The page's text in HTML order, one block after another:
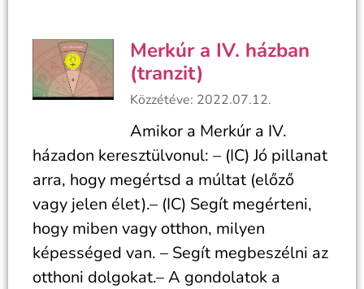
Merkúr a IV. házban
(tranzit)
Közzétéve: 2022.07.12.
Amikor a Merkúr a IV.
házadon keresztülvonul: – (IC) Jó pillanat
arra, hogy megértsd a múltat (előző
vagy jelen élet).– (IC) Segít megérteni,
hogy miben vagy otthon, milyen
képességed van. – Segít megbeszélni az
otthoni dolgokat.– A gondolatok a